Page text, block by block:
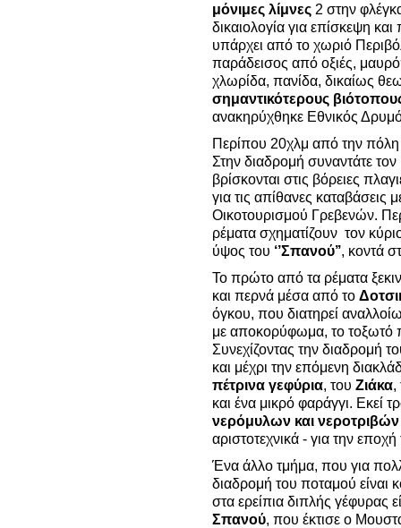
μόνιμες λίμνες 2 στην
δικαιολογία για επίσκεψη
υπάρχει από το χωριό
παράδεισος από οξιές,
χλωρίδα, πανίδα, δικαίως
σημαντικότερους
ανακηρύχθηκε Εθνικός
Περίπου 20χλμ από την
Στην διαδρομή συναντάτε τον
βρίσκονται στις βόρειες
για τις απίθανες καταβάσεις
Οικοτουρισμού Γρεβενών.
ρέματα σχηματίζουν τον
ύψος του ‘’Σπανού’’, κοντά
Το πρώτο από τα ρέματα
και περνά μέσα από το
όγκου, που διατηρεί
με αποκορύφωμα, το τοξωτό
Συνεχίζοντας την διαδρομή
και μέχρι την επόμενη
πέτρινα γεφύρια, του Ζιάκα,
και ένα μικρό φαράγγι. Εκεί
νερόμυλων και νεροτριβών
αριστοτεχνικά - για την
Ένα άλλο τμήμα, που για
διαδρομή του ποταμού
στα ερείπια διπλής γέφυρας
Σπανού, που έκτισε ο